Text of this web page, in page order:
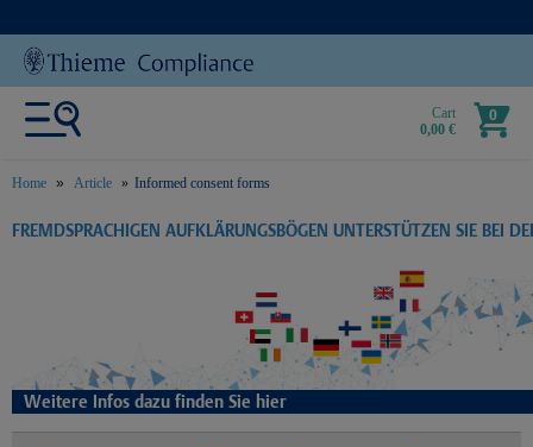
Cart
0,00 €
0
Home Article Informed consent forms
text.skipToContent
text.skipToNavigation
FREMDSPRACHIGEN AUFKLÄRUNGSBÖGEN UNTERSTÜTZEN SIE BEI
Weitere Infos dazu finden Sie hier